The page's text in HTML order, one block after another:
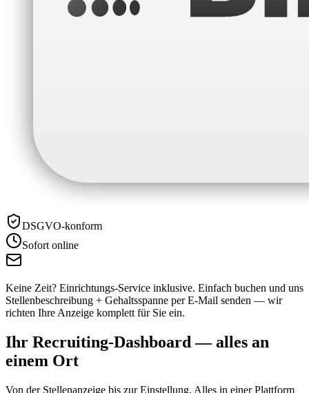
DSGVO-konform
Sofort online
Keine Zeit? Einrichtungs-Service inklusive. Einfach buchen und uns
Stellenbeschreibung + Gehaltsspanne per E-Mail senden — wir
richten Ihre Anzeige komplett für Sie ein.
Ihr Recruiting-Dashboard — alles an
einem Ort
Von der Stellenanzeige bis zur Einstellung. Alles in einer Plattform